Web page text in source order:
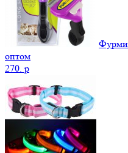
оптом
270. p